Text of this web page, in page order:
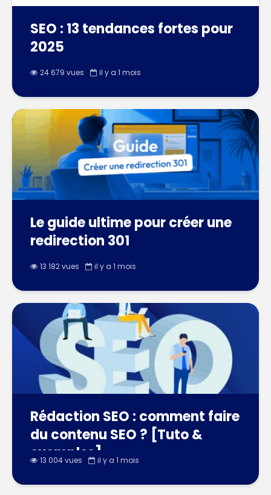
SEO : 13 tendances fortes pour
2025
24 679 vues il y a 1 mois
Le guide ultime pour créer une
redirection 301
13 182 vues il y a 1 mois
Rédaction SEO : comment faire
du contenu SEO ? [Tuto &
exemples]
13 004 vues il y a 1 mois